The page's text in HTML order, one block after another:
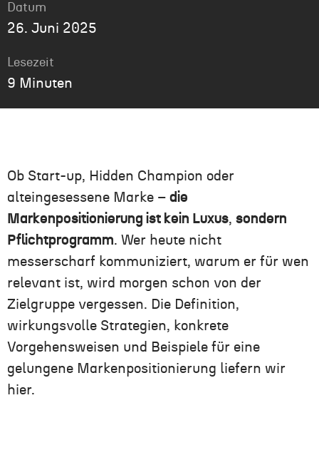
Datum
26. Juni 2025
Lesezeit
9 Minuten
Ob Start-up, Hidden Champion oder
alteingesessene Marke – die
Markenpositionierung ist kein Luxus, sondern
Pflichtprogramm. Wer heute nicht
messerscharf kommuniziert, warum er für wen
relevant ist, wird morgen schon von der
Zielgruppe vergessen. Die Definition,
wirkungsvolle Strategien, konkrete
Vorgehensweisen und Beispiele für eine
gelungene Markenpositionierung liefern wir
hier.